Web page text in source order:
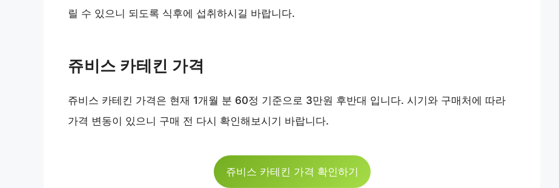
릴 수 있으니 되도록 식후에 섭취하시길 바랍니다.
쥬비스 카테킨 가격
쥬비스 카테킨 가격은 현재 1개월 분 60정 기준으로 3만원 후반대 입니다. 시기와 구매처에 따라
가격 변동이 있으니 구매 전 다시 확인해보시기 바랍니다.
쥬비스 카테킨 가격 확인하기